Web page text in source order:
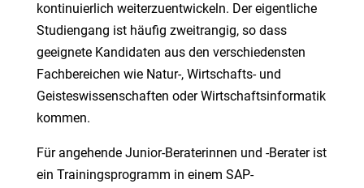
kontinuierlich weiterzuentwickeln. Der eigentliche
Studiengang ist häufig zweitrangig, so dass
geeignete Kandidaten aus den verschiedensten
Fachbereichen wie Natur-, Wirtschafts- und
Geisteswissenschaften oder Wirtschaftsinformatik
kommen.
Für angehende Junior-Beraterinnen und -Berater ist
ein Trainingsprogramm in einem SAP-